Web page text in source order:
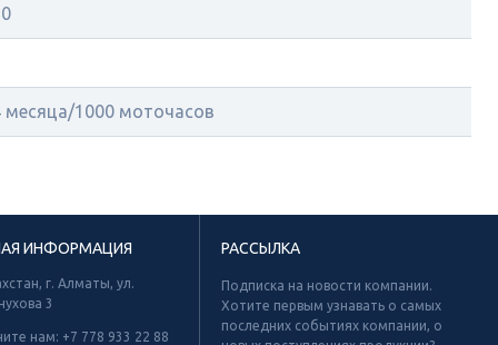
месяца/1000 моточасов
ИНФОРМАЦИЯ
г. Алматы, ул.
3
нам: +7 778 933 22 88
РАССЫЛКА
Подписка на новости компании.
Хотите первым узнавать о самых
последних событиях компании, о